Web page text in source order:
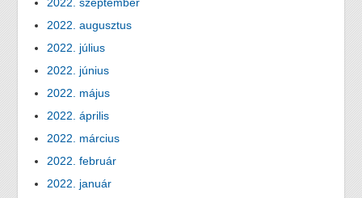
2022. augusztus
2022. július
2022. június
2022. május
2022. április
2022. március
2022. február
2022. január